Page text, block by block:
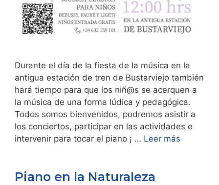
Durante el día de la fiesta de la música en la
antigua estación de tren de Bustarviejo también
hará tiempo para que los niñ@s se acerquen a
la música de una forma lúdica y pedagógica.
Todos somos bienvenidos, podremos asistir a
los conciertos, participar en las actividades e
intervenir para tocar el piano ¡ … Leer más
Piano en la Naturaleza